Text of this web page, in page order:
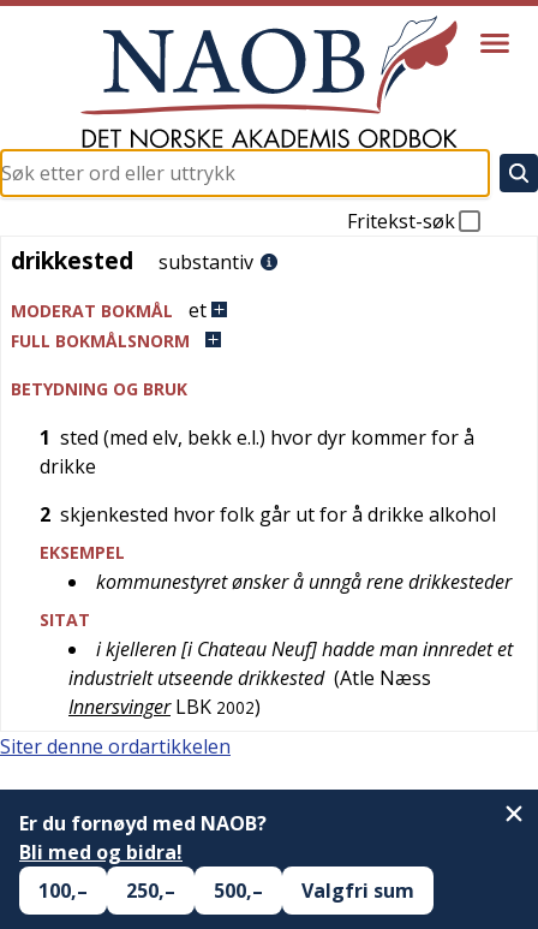
Fritekst-søk
drikkested
drikkested substantiv
MODERAT BOKMÅL et
FULL BOKMÅLSNORM
BETYDNING OG BRUK
1 sted (med elv, bekk e.l.) hvor dyr kommer for å
drikke
2 skjenkested hvor folk går ut for å drikke alkohol
EKSEMPEL
kommunestyret ønsker å unngå rene drikkesteder
SITAT
i kjelleren [i Chateau Neuf] hadde man innredet et
industrielt utseende drikkested (Atle Næss
Innersvinger LBK 2002)
Siter denne ordartikkelen
Er du fornøyd med NAOB?
Bli med og bidra!
100,–
250,– 500,– Valgfri sum